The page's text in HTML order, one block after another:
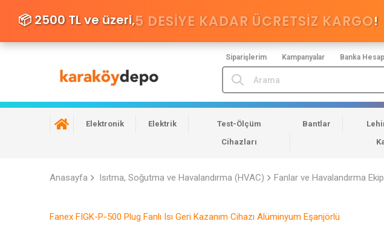
Siparişlerim Kampanyalar Banka
📦 2500 TL ve üzeri,5 DESIYE KADAR ÜCRETSİZ KARGO!
Elektronik Elektrik
Test-Ölçüm
Cihazları
Bantlar
Anasayfa Isıtma, Soğutma ve Havalandırma (HVAC) Fanlar ve Havalandırma
Fanex FIGK-P-500 Plug Fanlı Isı Geri Kazanım Cihazı Alüminyum Eşanjörlü